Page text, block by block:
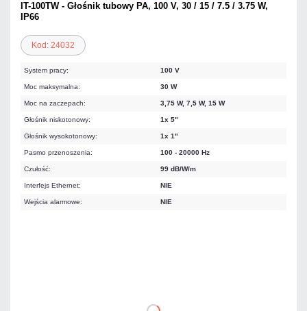
IT-100TW - Głośnik tubowy PA, 100 V, 30 / 15 / 7.5 / 3.75 W,
IP66
Kod: 24032
System pracy: 100 V
Moc maksymalna: 30 W
Moc na zaczepach: 3,75 W, 7,5 W, 15 W
Głośnik niskotonowy: 1x 5"
Głośnik wysokotonowy: 1x 1"
Pasmo przenoszenia: 100 - 20000 Hz
Czułość: 99 dB/W/m
Interfejs Ethernet: NIE
Wejścia alarmowe: NIE